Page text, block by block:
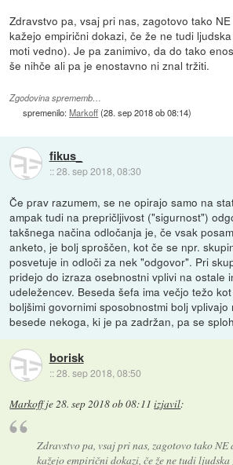
Zdravstvo pa, vsaj pri nas, zagotovo tako
kažejo empirični dokazi, če že ne tudi
moti vedno). Je pa zanimivo, da do tako
še nihče ali pa je enostavno ni znal tržiti.
Zgodovina sprememb…
spremenilo:Markoff(28. sep 2018 ob 08:14)
fikus_
::28. sep 2018, 08:30
Če prav razumem, se ne opirajo samo na
ampak tudi na prepričljivost ("sigurnost")
takšnega načina odločanja je, če vsak
anketo, je bolj sproščen, kot če se npr.
posvetuje in odloči za nek "odgovor". Pri
pridejo do izraza osebnostni vplivi na ostale
udeležencev. Beseda šefa ima večjo težo
boljšimi govornimi sposobnostmi bolj vplivajo
besede nekoga, ki je pa zadržan, pa se
borisk
::28. sep 2018, 08:50
Markoffje28. sep 2018 ob 08:11 izjavil:
Zdravstvo pa, vsaj pri nas, zagotovo tako NE
kažejo empirični dokazi, če že ne tudi